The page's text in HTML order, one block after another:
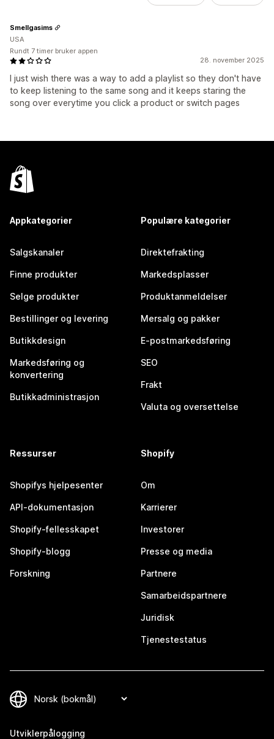
28. november 2025
I just wish there was a way to add a playlist so they don't have
to keep listening to the same song and it keeps staring the
song over everytime you click a product or switch pages
Smellgasims
USA
Rundt 7 timer bruker appen
Appkategorier
Salgskanaler
Finne produkter
Selge produkter
Bestillinger og levering
Butikkdesign
Markedsføring og
konvertering
Butikkadministrasjon
Populære kategorier
Direktefrakting
Markedsplasser
Produktanmeldelser
Mersalg og pakker
E-postmarkedsføring
SEO
Frakt
Valuta og oversettelse
Ressurser
Shopifys hjelpesenter
API-dokumentasjon
Shopify-fellesskapet
Shopify-blogg
Forskning
Shopify
Om
Karrierer
Investorer
Presse og media
Partnere
Samarbeidspartnere
Juridisk
Tjenestestatus
Utviklerpålogging